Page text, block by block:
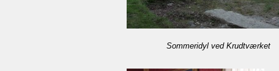
Sommeridyl ved Krudtværket